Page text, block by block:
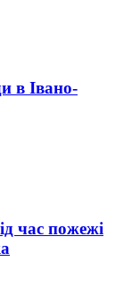
в Івано-
час пожежі